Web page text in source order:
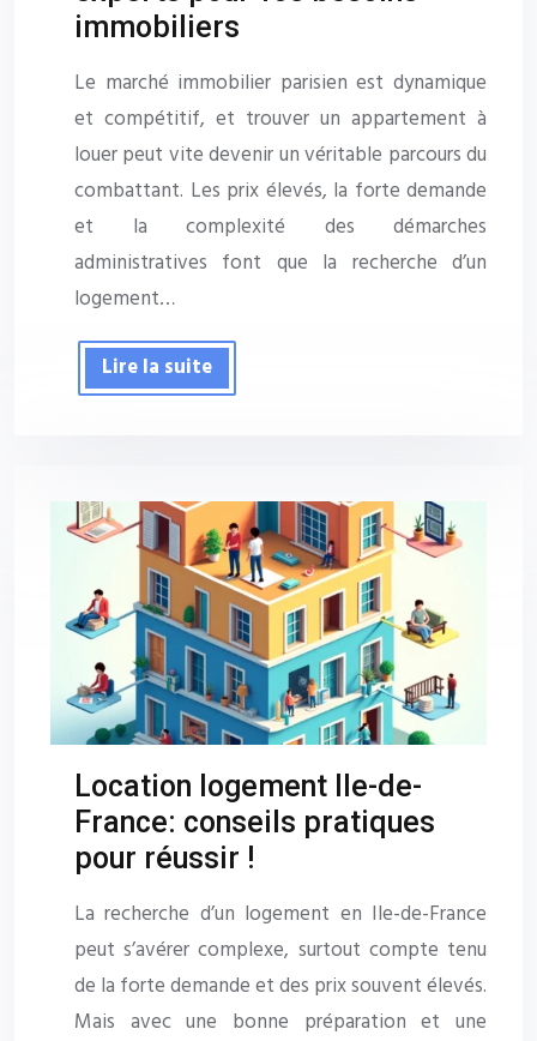
immobiliers
Le marché immobilier parisien est dynamique
et compétitif, et trouver un appartement à
louer peut vite devenir un véritable parcours du
combattant. Les prix élevés, la forte demande
et la complexité des démarches
administratives font que la recherche d’un
logement…
Lire la suite
Location logement Ile-de-
France: conseils pratiques
pour réussir !
La recherche d’un logement en Ile-de-France
peut s’avérer complexe, surtout compte tenu
de la forte demande et des prix souvent élevés.
Mais avec une bonne préparation et une